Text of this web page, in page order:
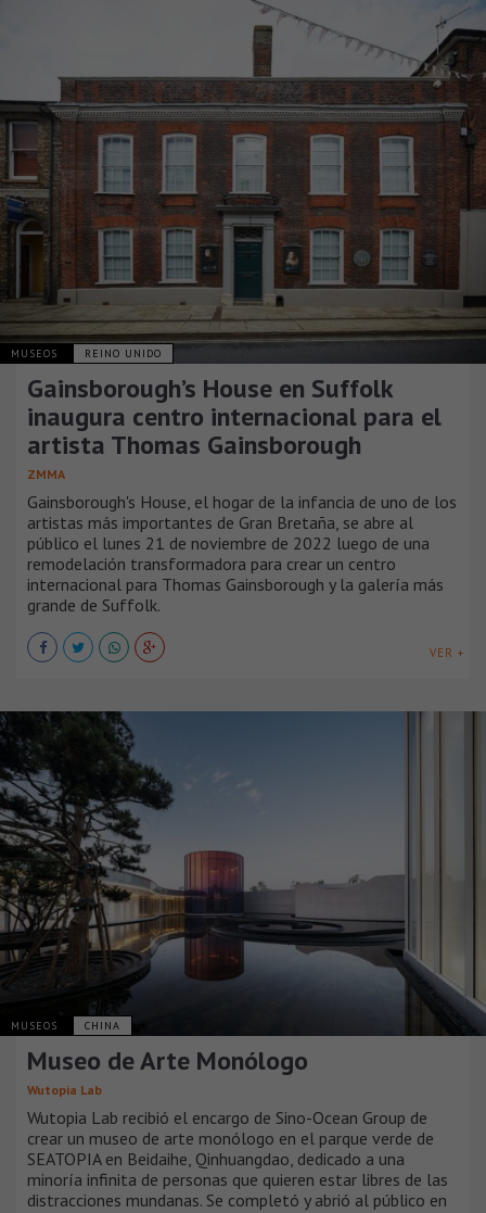
MUSEOS REINO UNIDO
Gainsborough’s House en Suffolk
inaugura centro internacional para el
artista Thomas Gainsborough
ZMMA
Gainsborough's House, el hogar de la infancia de uno de los
artistas más importantes de Gran Bretaña, se abre al
público el lunes 21 de noviembre de 2022 luego de una
remodelación transformadora para crear un centro
internacional para Thomas Gainsborough y la galería más
grande de Suffolk.
VER +
MUSEOS CHINA
Museo de Arte Monólogo
Wutopia Lab
Wutopia Lab recibió el encargo de Sino-Ocean Group de
crear un museo de arte monólogo en el parque verde de
SEATOPIA en Beidaihe, Qinhuangdao, dedicado a una
minoría infinita de personas que quieren estar libres de las
distracciones mundanas. Se completó y abrió al público en